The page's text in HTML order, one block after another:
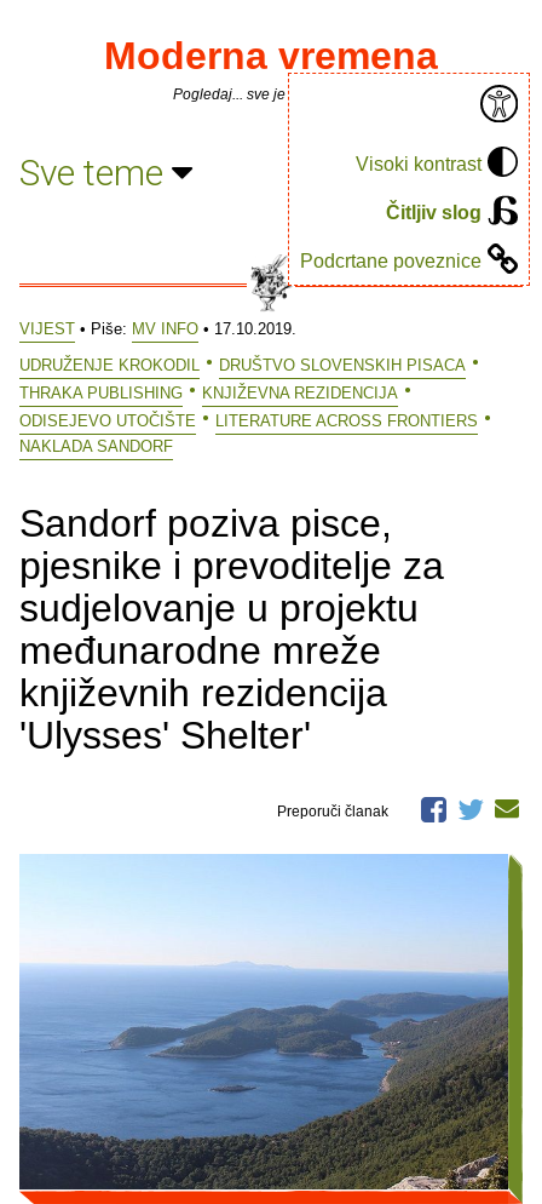
Visoki kontrast
Čitljiv slog
Podcrtane poveznice
Moderna vremena
Pogledaj... sve je puno knjiga.
Sve teme
VIJEST • Piše: MV INFO • 17.10.2019.
UDRUŽENJE KROKODIL
DRUŠTVO SLOVENSKIH PISACA
THRAKA PUBLISHING
KNJIŽEVNA REZIDENCIJA
ODISEJEVO UTOČIŠTE
LITERATURE ACROSS FRONTIERS
NAKLADA SANDORF
Sandorf poziva pisce,
pjesnike i prevoditelje za
sudjelovanje u projektu
međunarodne mreže
književnih rezidencija
'Ulysses' Shelter'
Preporuči članak